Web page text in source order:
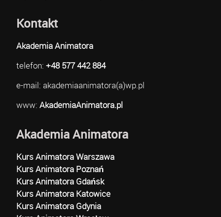
Kontakt
Akademia Animatora
telefon: +48 577 442 884
e-mail: akademiaanimatora(a)wp.pl
www: AkademiaAnimatora.pl
Akademia Animatora
Kurs Animatora Warszawa
Kurs Animatora Poznań
Kurs Animatora Gdańsk
Kurs Animatora Katowice
Kurs Animatora Gdynia